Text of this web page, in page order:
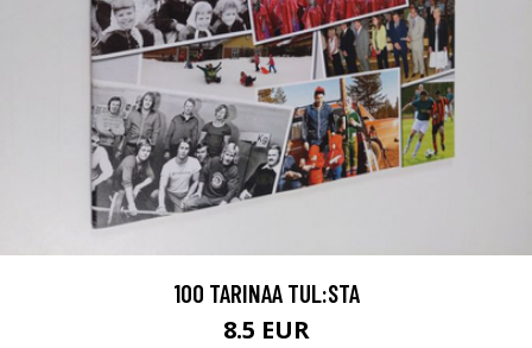
100 TARINAA TUL:STA
8.5 EUR